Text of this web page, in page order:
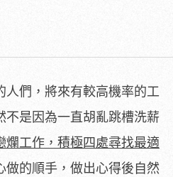
人們，將來有較高機率的工
不是因為一直胡亂跳槽洗薪
爛工作，積極四處尋找最適
做的順手，做出心得後自然